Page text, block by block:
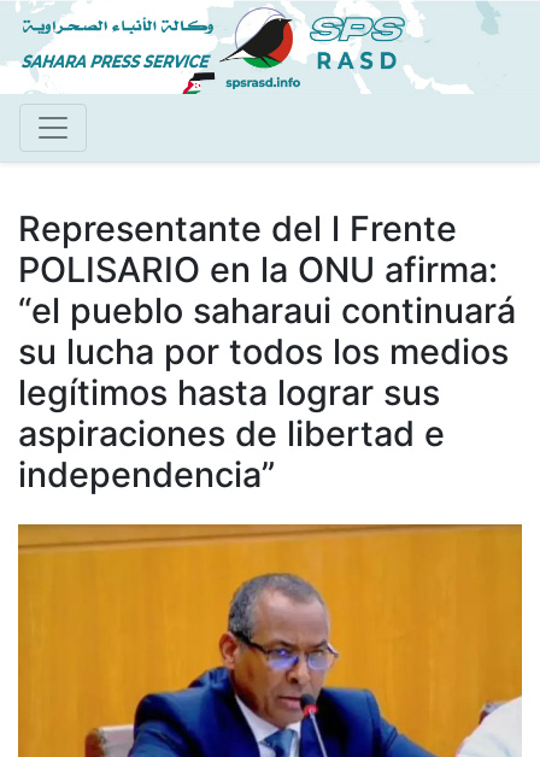
Pasar
al
contenido
Representante del l Frente
POLISARIO en la ONU afirma:
“el pueblo saharaui continuará
su lucha por todos los medios
legítimos hasta lograr sus
aspiraciones de libertad e
independencia”